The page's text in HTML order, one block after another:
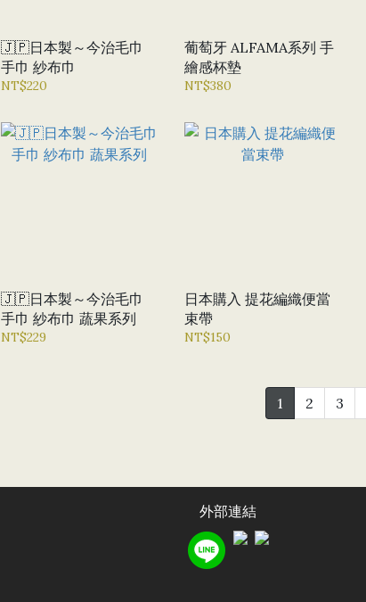
🇯🇵日本製～今治毛巾
手巾 紗布巾
NT$220
葡萄牙 ALFAMA系列 手
繪感杯墊
NT$380
🇯🇵日本製～今治毛巾
手巾 紗布巾 蔬果系列
NT$229
日本購入 提花編織便當
束帶
NT$150
1 2 3
外部連結